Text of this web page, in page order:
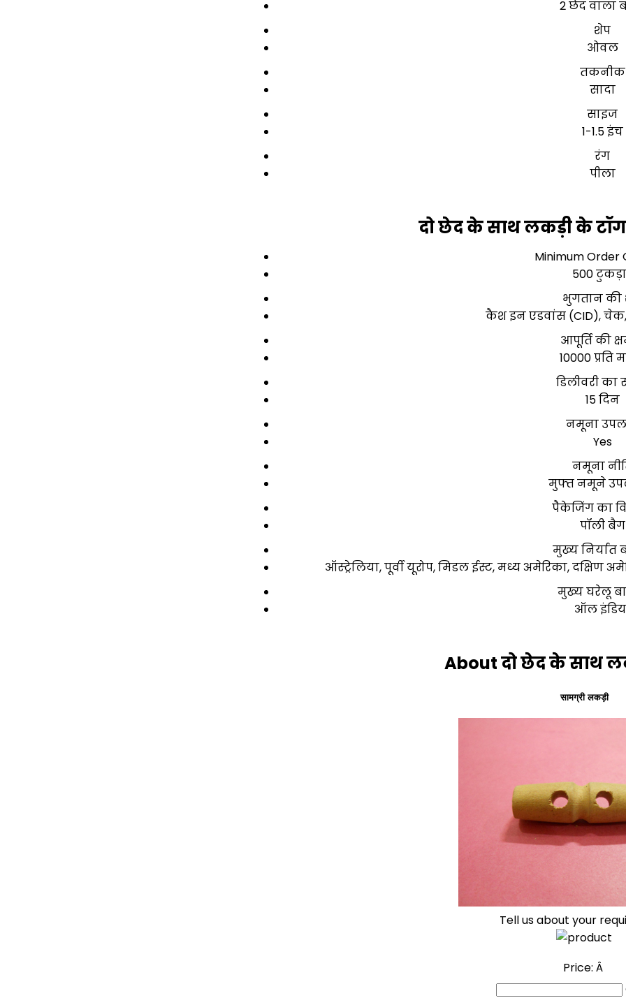
2 छेद वाला
शेप
ओवल
तकनीक
सादा
साइज
1-1.5 इंच
रंग
पीला
दो छेद के साथ लकड़ी के
Minimum Order
500
भुगतान की
कैश इन एडवांस (CID),
आपूर्ति की
10000 प्रति
डिलीवरी
15 दिन
नमूना
Yes
नमूना
मुफ्त नमूने
पैकेजिंग का
पॉली बैग
मुख्य निर्यात
ऑस्ट्रेलिया, पूर्वी यूरोप, मिडल ईस्ट, मध्य अमेरिका, दक्षिण
मुख्य घरेलू
ऑल
About दो छेद के साथ
सामग्री लकड़ी
Tell us about your
Price: Â